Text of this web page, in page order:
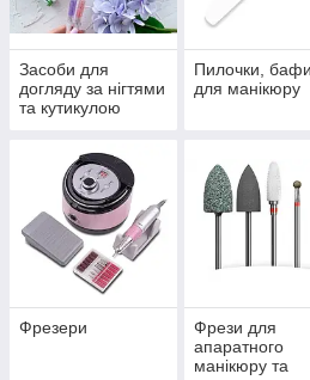
Засоби для
догляду за нігтями
та кутикулою
Пилочки, бафи
для манікюру
Фрезери
Фрези для
апаратного
манікюру та